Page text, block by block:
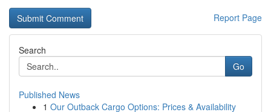
Report Page
Search
Go
Published News
1 Our Outback Cargo Options: Prices & Availability